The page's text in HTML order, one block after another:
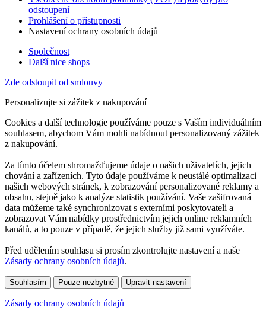
odstoupení
Prohlášení o přístupnosti
Nastavení ochrany osobních údajů
Společnost
Další nice shops
Zde odstoupit od smlouvy
Personalizujte si zážitek z nakupování
Cookies a další technologie používáme pouze s Vaším individuálním
souhlasem, abychom Vám mohli nabídnout personalizovaný zážitek
z nakupování.
Za tímto účelem shromažďujeme údaje o našich uživatelích, jejich
chování a zařízeních. Tyto údaje používáme k neustálé optimalizaci
našich webových stránek, k zobrazování personalizované reklamy a
obsahu, stejně jako k analýze statistik používání. Vaše zašifrovaná
data můžeme také synchronizovat s externími poskytovateli a
zobrazovat Vám nabídky prostřednictvím jejich online reklamních
kanálů, a to pouze v případě, že jejich služby již sami využíváte.
Před udělením souhlasu si prosím zkontrolujte nastavení a naše
Zásady ochrany osobních údajů.
Souhlasím Pouze nezbytné Upravit nastavení
Zásady ochrany osobních údajů